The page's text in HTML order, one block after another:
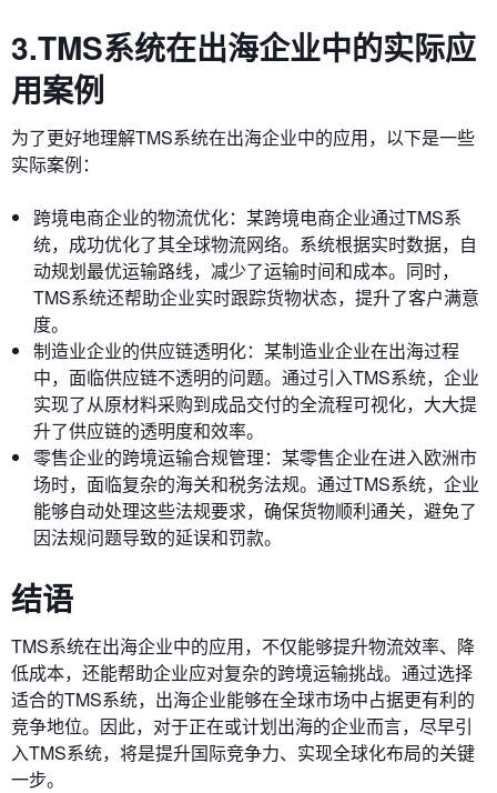
3.TMS系统在出海企业中的实际应
用案例
为了更好地理解TMS系统在出海企业中的应用，以下是一些
实际案例：
跨境电商企业的物流优化：某跨境电商企业通过TMS系
统，成功优化了其全球物流网络。系统根据实时数据，自
动规划最优运输路线，减少了运输时间和成本。同时，
TMS系统还帮助企业实时跟踪货物状态，提升了客户满意
度。
制造业企业的供应链透明化：某制造业企业在出海过程
中，面临供应链不透明的问题。通过引入TMS系统，企业
实现了从原材料采购到成品交付的全流程可视化，大大提
升了供应链的透明度和效率。
零售企业的跨境运输合规管理：某零售企业在进入欧洲市
场时，面临复杂的海关和税务法规。通过TMS系统，企业
能够自动处理这些法规要求，确保货物顺利通关，避免了
因法规问题导致的延误和罚款。
结语
TMS系统在出海企业中的应用，不仅能够提升物流效率、降
低成本，还能帮助企业应对复杂的跨境运输挑战。通过选择
适合的TMS系统，出海企业能够在全球市场中占据更有利的
竞争地位。因此，对于正在或计划出海的企业而言，尽早引
入TMS系统，将是提升国际竞争力、实现全球化布局的关键
一步。